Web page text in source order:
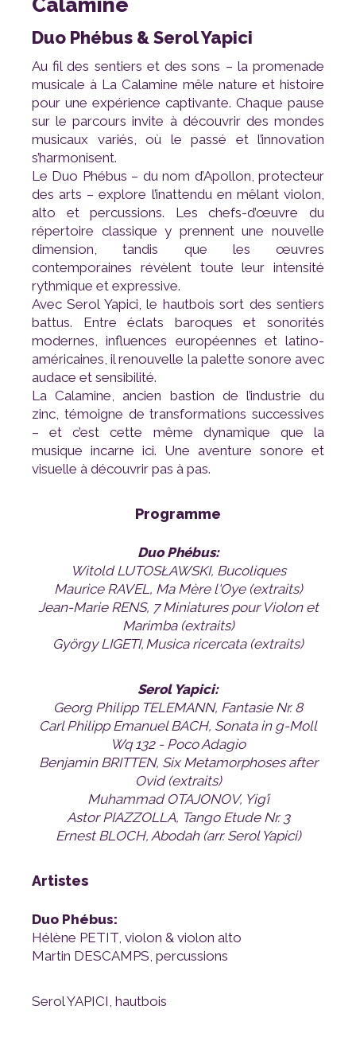
Calamine
Duo Phébus & Serol Yapici
s’harmonisent.
rythmique et expressive.
audace et sensibilité.
visuelle à découvrir pas à pas.
Programme
Duo Phébus:
Witold LUTOSŁAWSKI, Bucoliques
Maurice RAVEL, Ma Mère l'Oye (extraits)
Marimba (extraits)
György LIGETI, Musica ricercata (extraits)
Serol Yapici:
Georg Philipp TELEMANN, Fantasie Nr. 8
Wq 132 - Poco Adagio
Ovid (extraits)
Muhammad OTAJONOV, Yig’i
Astor PIAZZOLLA, Tango Etude Nr. 3
Ernest BLOCH, Abodah (arr. Serol Yapici)
Artistes
Duo Phébus:
Hélène PETIT, violon & violon alto
Martin DESCAMPS, percussions
Serol YAPICI, hautbois